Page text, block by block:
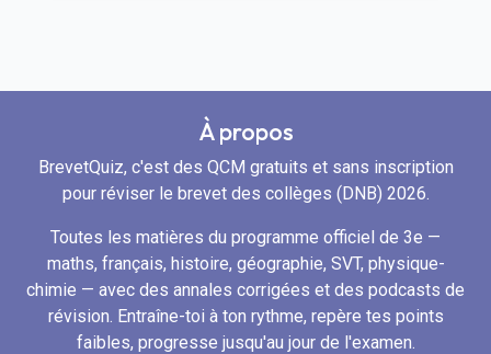
À propos
BrevetQuiz, c'est des QCM gratuits et sans inscription
pour réviser le brevet des collèges (DNB) 2026.
Toutes les matières du programme officiel de 3e —
maths, français, histoire, géographie, SVT, physique-
chimie — avec des annales corrigées et des podcasts de
révision. Entraîne-toi à ton rythme, repère tes points
faibles, progresse jusqu'au jour de l'examen.